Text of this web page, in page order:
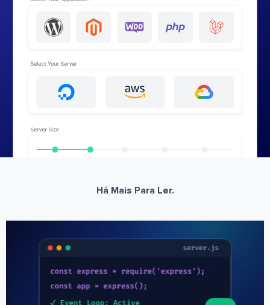
Há Mais Para Ler.